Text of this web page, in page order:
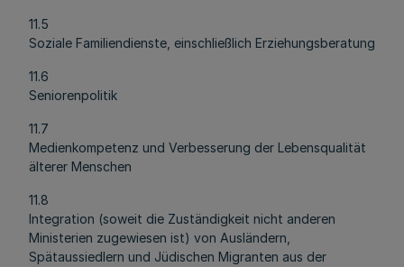
11.5
Soziale Familiendienste, einschließlich Erziehungsberatung
11.6
Seniorenpolitik
11.7
Medienkompetenz und Verbesserung der Lebensqualität
älterer Menschen
11.8
Integration (soweit die Zuständigkeit nicht anderen
Ministerien zugewiesen ist) von Ausländern,
Spätaussiedlern und Jüdischen Migranten aus der